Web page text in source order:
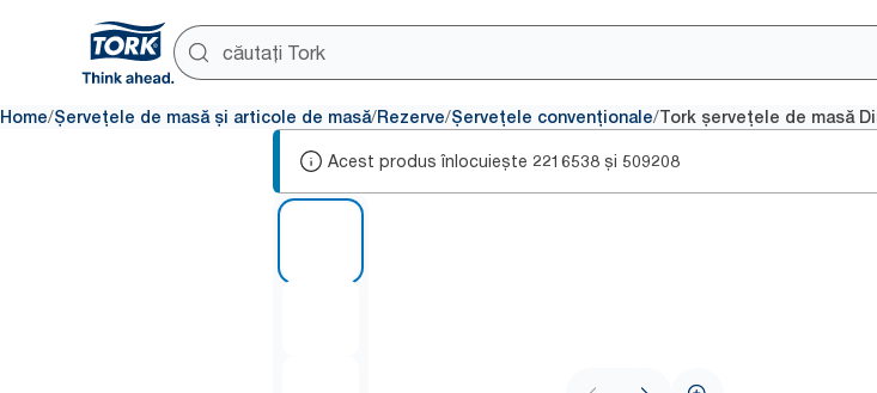
Home/Șervețele de masă și articole de masă/Rezerve/Șervețele convenționale/Tork șervețele de masă
Acest produs înlocuiește 2216538 și 509208